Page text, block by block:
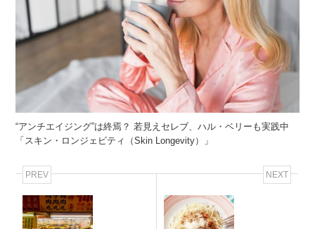
“アンチエイジング”は終焉？ 若見えセレブ、ハル・ベリーも実践中
「スキン・ロンジェビティ（Skin Longevity）」
PREV NEXT